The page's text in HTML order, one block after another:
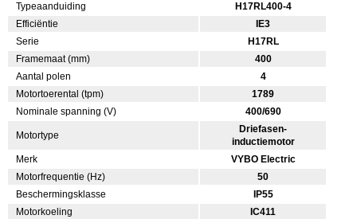
Typeaanduiding
H17RL400-4
Efficiëntie
IE3
Serie
H17RL
Framemaat (mm)
400
Aantal polen
4
Motortoerental (tpm)
1789
Nominale spanning (V)
400/690
Motortype
Driefasen-
inductiemotor
Merk
VYBO Electric
Motorfrequentie (Hz)
50
Beschermingsklasse
IP55
Motorkoeling
IC411